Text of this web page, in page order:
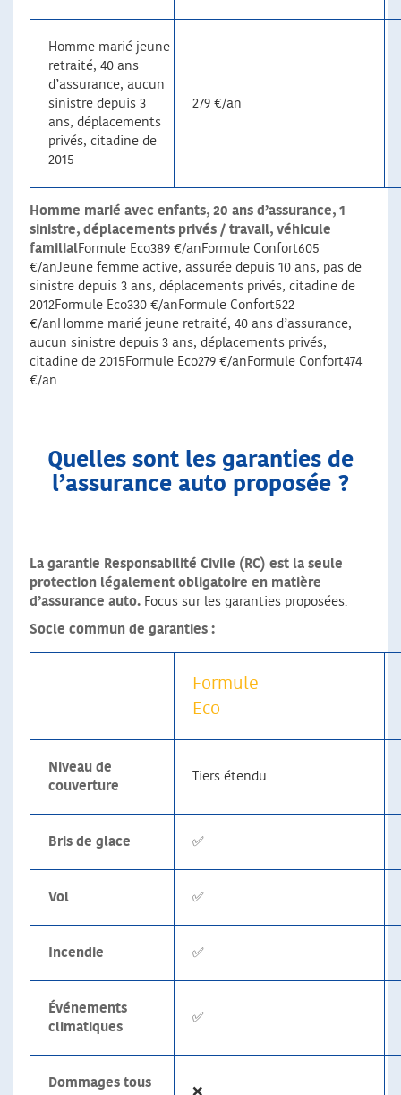
Homme marié jeune
retraité, 40 ans
d’assurance, aucun
sinistre depuis 3
ans, déplacements
privés, citadine de
2015
279 €/an
Homme marié avec enfants, 20 ans d’assurance, 1
sinistre, déplacements privés / travail, véhicule
familialFormule Eco389 €/anFormule Confort605
€/anJeune femme active, assurée depuis 10 ans, pas de
sinistre depuis 3 ans, déplacements privés, citadine de
2012Formule Eco330 €/anFormule Confort522
€/anHomme marié jeune retraité, 40 ans d’assurance,
aucun sinistre depuis 3 ans, déplacements privés,
citadine de 2015Formule Eco279 €/anFormule Confort474
€/an
Quelles sont les garanties de
l’assurance auto proposée ?
La garantie Responsabilité Civile (RC) est la seule
protection légalement obligatoire en matière
d’assurance auto. Focus sur les garanties proposées.
Socle commun de garanties :
Formule
Eco
Niveau de
couverture
Tiers étendu
Bris de glace ✅
Vol ✅
Incendie ✅
Événements
climatiques
✅
Dommages tous
❌